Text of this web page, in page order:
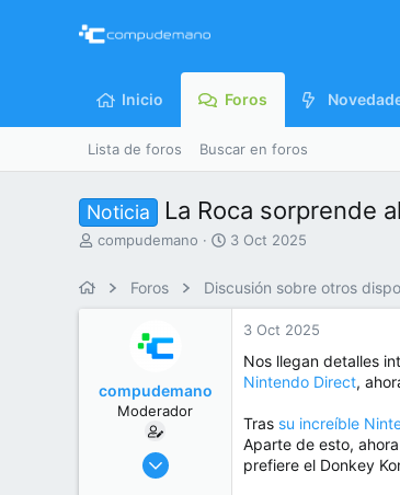
Inicio Foros
Lista de foros Buscar en foros
Noticia La Roca sorprende
I
r
compudemano
F
h
3 Oct 2025
Foros Discusión sobre otros
compudemano
Moderador
26 Jul 2013
3 Oct 2025
Nos llegan detalles
Nintendo Direct,
Tras su increíble
Aparte de esto,
prefiere el Donkey